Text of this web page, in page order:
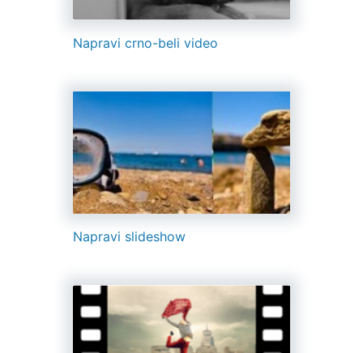
Napravi crno-beli video
Napravi slideshow